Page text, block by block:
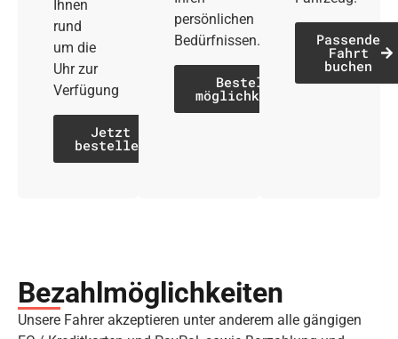
Ihnen
rund
um die
Uhr zur
Verfügung
Jetzt
bestellen
persönlichen
Bedürfnissen.
Bestell­
möglichkeiten
Passende
Fahrt
buchen
Bezahl­möglich­keiten
Unsere Fahrer akzeptieren unter anderem alle gängigen